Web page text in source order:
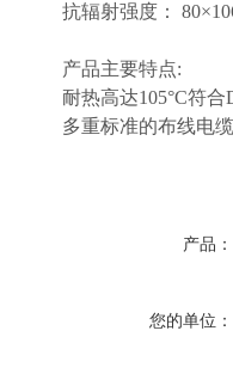
抗辐射强度：
产品主要特点:
耐热高达105°C符
多重标准的布线电缆
产品：
您的单位：